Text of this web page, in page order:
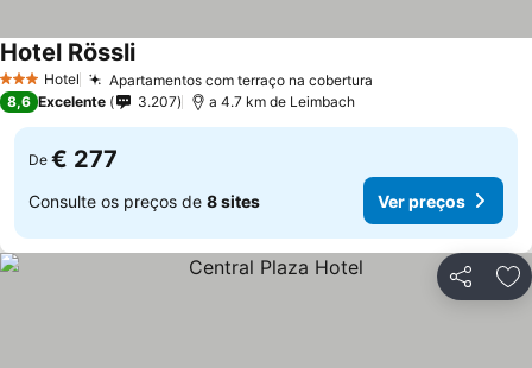
3 EstrelasHotel Apartamentos com terraço na cobertura
Hotel RössliVer preços
8,6 Excelente 3.207 a 4.7 km de Leimbach
De € 277
Consulte os preços de 8 sites Ver preços
Partilhar